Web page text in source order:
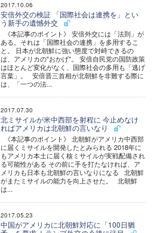
2017.10.06
安倍外交の検証 「国際社会は連携を」とい
う新手の遺憾外交
《本記事のポイント》 安倍外交には「法則」が
ある。それは「国際社会の連携」を多用するこ
と。 日本が北朝鮮に強い態度で対峙できるの
は、アメリカの"おかげ"。 安倍自民党の国防政策
はほとんど変化がなく、国際社会の多用も「逃げ
言葉」。 安倍晋三首相が北朝鮮を非難する際に
は、「一つの法...
2017.07.30
北ミサイルが米中西部を射程に 今止めなけ
ればアメリカは北朝鮮の言いなり
《本記事のポイント》 北朝鮮がアメリカ中西部
に届くミサイルを開発したとみられる 2018年に
もアメリカ本土に届く核ミサイルが実戦配備され
る可能性がある その前に手を打たなければ、ア
メリカも日本も北朝鮮の言いなりになる 北朝鮮
がまたミサイルの能力を向上させた。 北朝鮮
は...
2017.05.23
中国がアメリカに北朝鮮対応に「100日猶